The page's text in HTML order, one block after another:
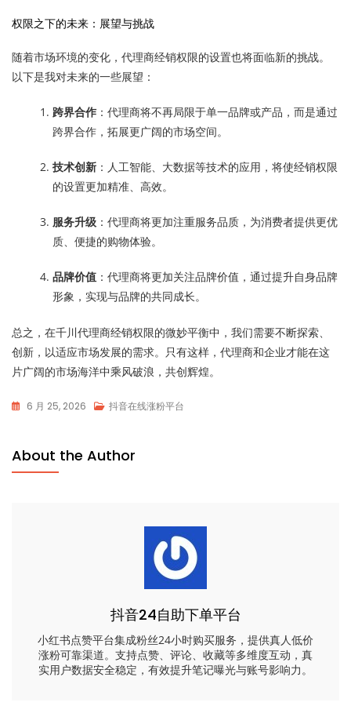
权限之下的未来：展望与挑战
随着市场环境的变化，代理商经销权限的设置也将面临新的挑战。
以下是我对未来的一些展望：
跨界合作 ：代理商将不再局限于单一品牌或产品，而是通过
跨界合作，拓展更广阔的市场空间。
技术创新 ：人工智能、大数据等技术的应用，将使经销权限
的设置更加精准、高效。
服务升级 ：代理商将更加注重服务品质，为消费者提供更优
质、便捷的购物体验。
品牌价值 ：代理商将更加关注品牌价值，通过提升自身品牌
形象，实现与品牌的共同成长。
总之，在千川代理商经销权限的微妙平衡中，我们需要不断探索、
创新，以适应市场发展的需求。只有这样，代理商和企业才能在这
片广阔的市场海洋中乘风破浪，共创辉煌。
6 月 25, 2026 抖音在线涨粉平台
About the Author
抖音24自助下单平台
小红书点赞平台集成粉丝24小时购买服务，提供真人低价
涨粉可靠渠道。支持点赞、评论、收藏等多维度互动，真
实用户数据安全稳定，有效提升笔记曝光与账号影响力。